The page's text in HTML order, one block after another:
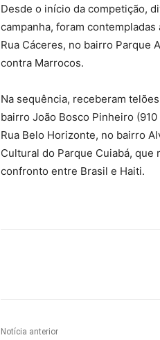
Desde o início da competição,
campanha, foram
Rua Cáceres, no bairro Parque
contra Marrocos.
Na sequência, receberam
bairro João Bosco Pinheiro
Rua Belo Horizonte, no bairro
Cultural do Parque Cuiabá,
confronto entre Brasil e Haiti.
Notícia anterior